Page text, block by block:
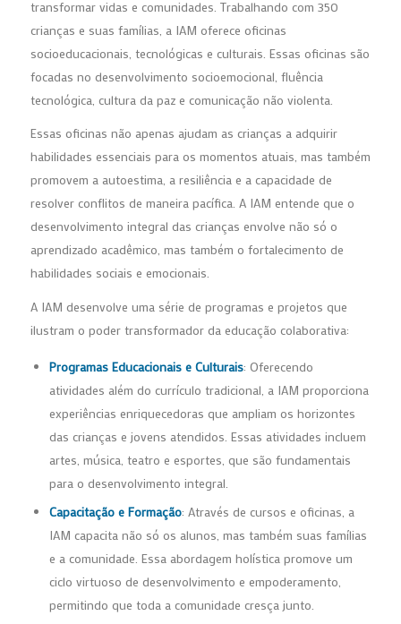
transformar vidas e comunidades. Trabalhando com 350
crianças e suas famílias, a IAM oferece oficinas
socioeducacionais, tecnológicas e culturais. Essas oficinas são
focadas no desenvolvimento socioemocional, fluência
tecnológica, cultura da paz e comunicação não violenta.
Essas oficinas não apenas ajudam as crianças a adquirir
habilidades essenciais para os momentos atuais, mas também
promovem a autoestima, a resiliência e a capacidade de
resolver conflitos de maneira pacífica. A IAM entende que o
desenvolvimento integral das crianças envolve não só o
aprendizado acadêmico, mas também o fortalecimento de
habilidades sociais e emocionais.
A IAM desenvolve uma série de programas e projetos que
ilustram o poder transformador da educação colaborativa:
Programas Educacionais e Culturais: Oferecendo
atividades além do currículo tradicional, a IAM proporciona
experiências enriquecedoras que ampliam os horizontes
das crianças e jovens atendidos. Essas atividades incluem
artes, música, teatro e esportes, que são fundamentais
para o desenvolvimento integral.
Capacitação e Formação: Através de cursos e oficinas, a
IAM capacita não só os alunos, mas também suas famílias
e a comunidade. Essa abordagem holística promove um
ciclo virtuoso de desenvolvimento e empoderamento,
permitindo que toda a comunidade cresça junto.